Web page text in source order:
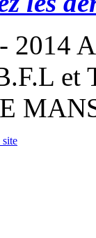
2014
site